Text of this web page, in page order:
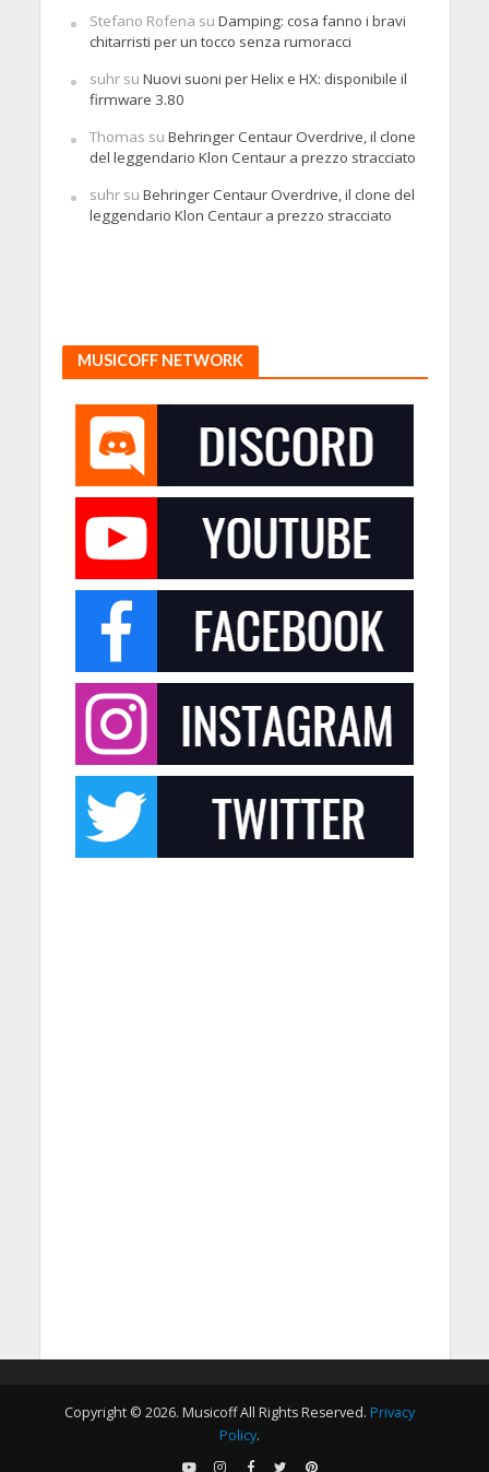
Stefano Rofena su Damping: cosa fanno i bravi
chitarristi per un tocco senza rumoracci
suhrsu Nuovi suoni per Helix e HX: disponibile il
firmware 3.80
Thomas su Behringer Centaur Overdrive, il clone
del leggendario Klon Centaur a prezzo stracciato
suhrsu Behringer Centaur Overdrive, il clone del
leggendario Klon Centaur a prezzo stracciato
MUSICOFF NETWORK
Copyright © 2026. Musicoff All Rights Reserved. Privacy
Policy.